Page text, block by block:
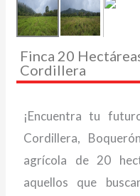
Finca 20
Cordillera
¡Encuentra tu
Cordillera,
agrícola de 20
aquellos que